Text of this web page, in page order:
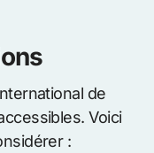
de
Voici
: